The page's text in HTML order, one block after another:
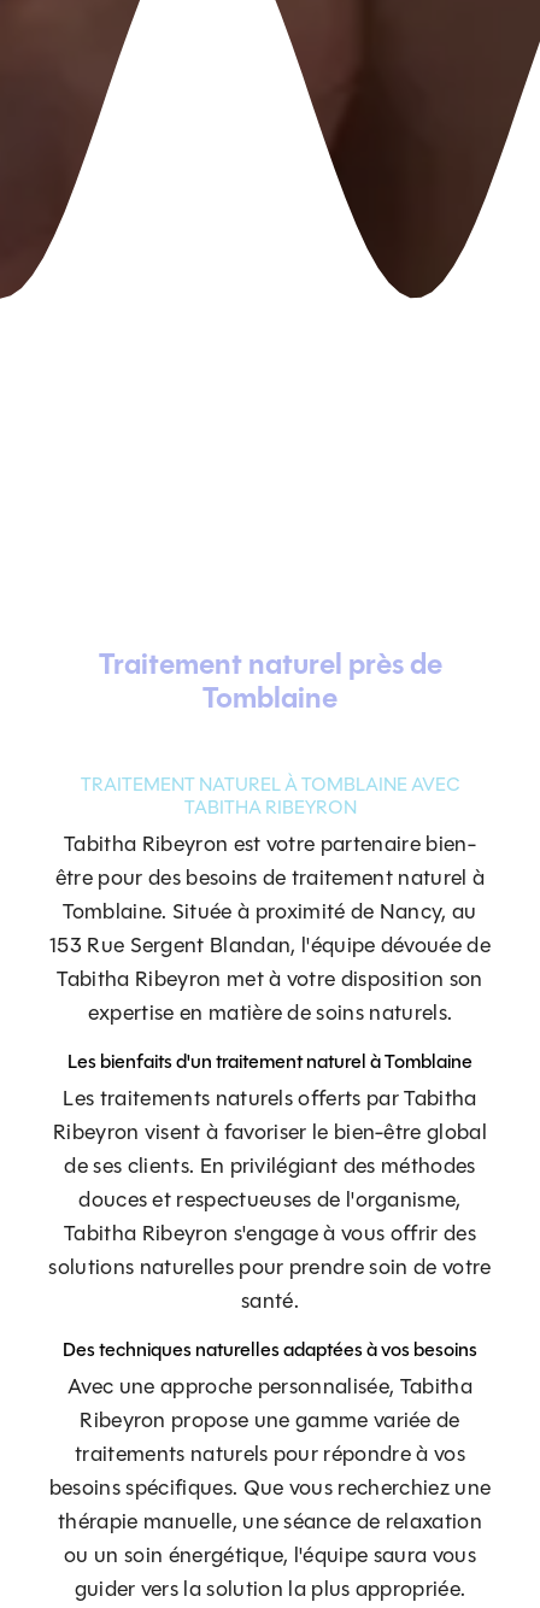
Traitement naturel près de
Tomblaine
TRAITEMENT NATUREL À TOMBLAINE AVEC
TABITHA RIBEYRON
Tabitha Ribeyron est votre partenaire bien-
être pour des besoins de traitement naturel à
Tomblaine. Située à proximité de Nancy, au
153 Rue Sergent Blandan, l'équipe dévouée de
Tabitha Ribeyron met à votre disposition son
expertise en matière de soins naturels.
Les bienfaits d'un traitement naturel à Tomblaine
Les traitements naturels offerts par Tabitha
Ribeyron visent à favoriser le bien-être global
de ses clients. En privilégiant des méthodes
douces et respectueuses de l'organisme,
Tabitha Ribeyron s'engage à vous offrir des
solutions naturelles pour prendre soin de votre
santé.
Des techniques naturelles adaptées à vos besoins
Avec une approche personnalisée, Tabitha
Ribeyron propose une gamme variée de
traitements naturels pour répondre à vos
besoins spécifiques. Que vous recherchiez une
thérapie manuelle, une séance de relaxation
ou un soin énergétique, l'équipe saura vous
guider vers la solution la plus appropriée.